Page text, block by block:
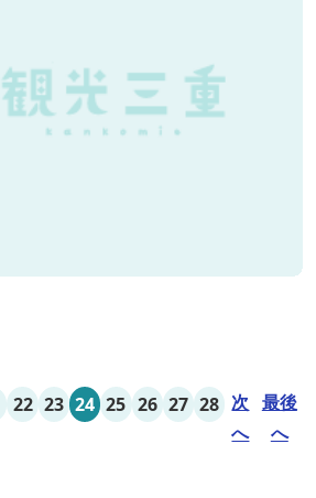
22 23 24 25 26 27 28 次
へ
最後
へ